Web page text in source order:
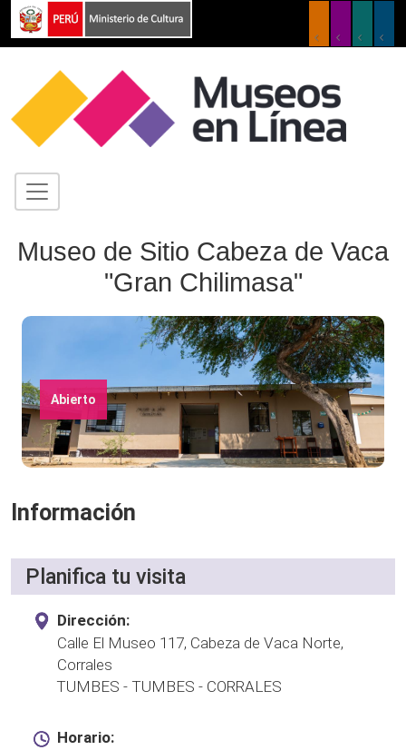
Museo de Sitio Cabeza de Vaca
"Gran Chilimasa"
Abierto
Información
Planifica tu visita
Dirección:
Calle El Museo 117, Cabeza de Vaca Norte,
Corrales
TUMBES - TUMBES - CORRALES
Horario: